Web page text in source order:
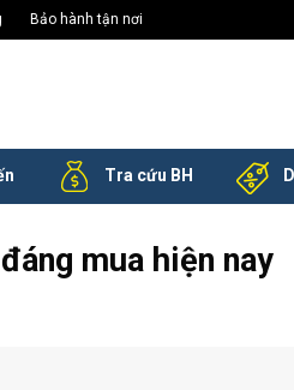
Bảo hành tận nơi
Tra cứu BH
mua hiện nay